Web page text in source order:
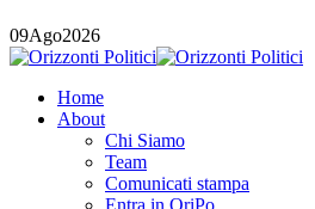
09Ago2026
Home
About
Chi Siamo
Team
Comunicati stampa
Entra in OriPo